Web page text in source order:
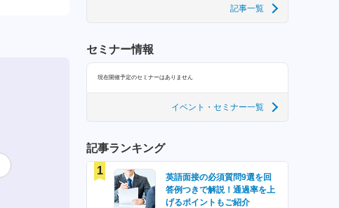
記事一覧
セミナー情報
現在開催予定のセミナーはありません
イベント・セミナー一覧
記事ランキング
1
英語面接の必須質問9選を回
答例つきで解説！通過率を上
げるポイントもご紹介